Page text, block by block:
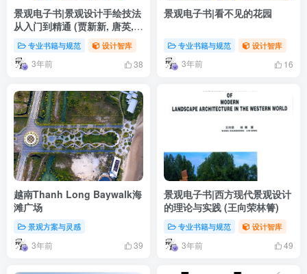
景观电子书|景观设计手绘技法
从入门到精通 (贾新新, 唐英,
马科)专业书籍与规范 设计智库
3年前 38
景观电子书|看不见的花园
专业书籍与规范 设计智库
3年前 16
越南Thanh Long Baywalk海
滩广场
景观方案与灵感
3年前 39
景观电子书|西方现代景观设计
的理论与实践 (王向荣林箐)
专业书籍与规范 设计智库
3年前 49